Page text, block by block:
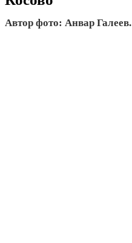
Автор фото: Анвар Галеев.